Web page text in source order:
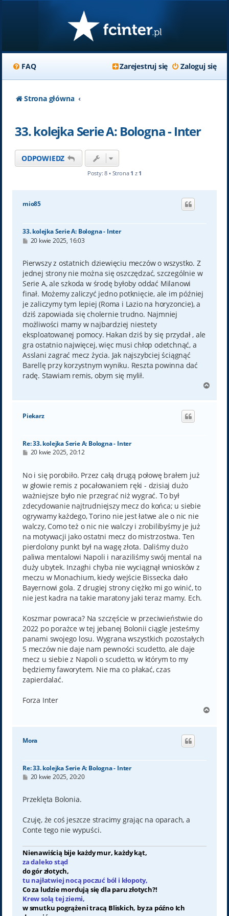
FAQ Zaloguj się
Zarejestruj się
Strona główna
33. kolejka Serie A: Bologna - Inter
ODPOWIEDZ
Posty: 8 • Strona 1 z 1
mio85
33. kolejka Serie A: Bologna - Inter
P
t
20 kwie 2025, 16:03
Pierwszy z ostatnich dziewięciu meczów o wszystko. Z
jednej strony nie można się oszczędzać, szczególnie w
Serie A, ale szkoda w środę byłoby oddać Milanowi
finał. Możemy zaliczyć jedno potknięcie, ale im później
je zaliczymy tym lepiej (Roma i Lazio na horyzoncie), a
dziś zapowiada się cholernie trudno. Najmniej
możliwości mamy w najbardziej niestety
eksploatowanej pomocy. Hakan dziś by się przydał , ale
gra ostatnio najwięcej, więc musi chłop odetchnąć, a
Asslani zagrać mecz życia. Jak najszybciej ściągnąć
Barellę przy korzystnym wyniku. Reszta powinna dać
radę. Stawiam remis, obym się mylił.
g
Piekarz
Re: 33. kolejka Serie A: Bologna - Inter
P
t
20 kwie 2025, 20:12
No i się porobiło. Przez całą drugą połowę brałem już
w głowie remis z pocałowaniem ręki - dzisiaj dużo
ważniejsze było nie przegrać niż wygrać. To był
zdecydowanie najtrudniejszy mecz do końca; u siebie
ogrywamy każdego, Torino nie jest łatwe ale o nic nie
walczy, Como też o nic nie walczy i zrobilibyśmy je już
na motywacji jako ostatni mecz do mistrzostwa. Ten
pierdolony punkt był na wagę złota. Daliśmy dużo
paliwa mentalowi Napoli i naraziliśmy swój mental na
duży ubytek. Inzaghi chyba nie wyciągnął wniosków z
meczu w Monachium, kiedy wejście Bissecka dało
Bayernowi gola. Z drugiej strony ciężko mi go winić, to
nie jest kadra na takie maratony jaki teraz mamy. Ech.
Koszmar powraca? Na szczęście w przeciwieństwie do
2022 po porażce w tej jebanej Bolonii ciągle jesteśmy
panami swojego losu. Wygrana wszystkich pozostałych
5 meczów nie daje nam pewności scudetto, ale daje
mecz u siebie z Napoli o scudetto, w którym to my
będziemy faworytem. Nie ma co płakać, czas
zapierdalać.
Forza Inter
g
Mora
Re: 33. kolejka Serie A: Bologna - Inter
P
t
20 kwie 2025, 20:20
Przeklęta Bolonia.
Czuję, że coś jeszcze stracimy grając na oparach, a
Conte tego nie wypuści.
Nienawiścią bije każdy mur, każdy kąt,
za daleko stąd
do gór złotych,
tu najłatwiej nocą poczuć ból i kłopoty,
Co za ludzie mordują się dla paru złotych?!
Krew solą tej ziemi,
w smutku pogrążeni tracą Bliskich, by za późno Ich